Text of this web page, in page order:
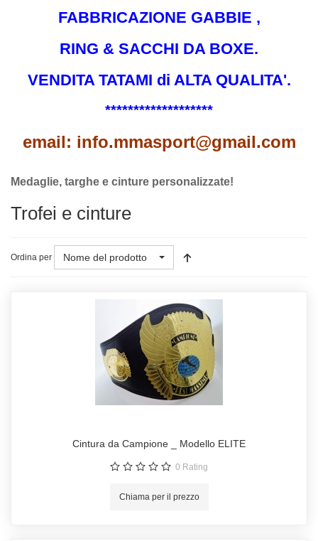
FABBRICAZIONE GABBIE ,
RING & SACCHI DA BOXE.
VENDITA TATAMI di ALTA QUALITA'.
*******************
email: info.mmasport@gmail.com
Medaglie, targhe e cinture personalizzate!
Trofei e cinture
Ordina per Nome del prodotto
Cintura da Campione _ Modello ELITE
0 Rating
Chiama per il prezzo